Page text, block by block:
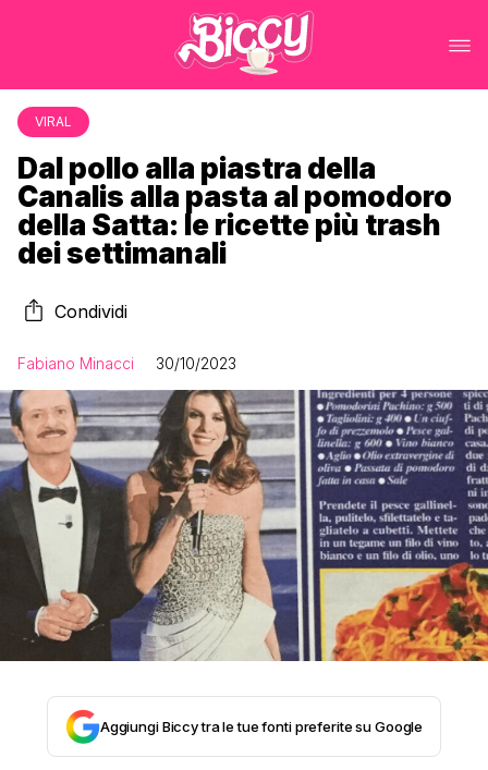
VIRAL
Dal pollo alla piastra della
Canalis alla pasta al pomodoro
della Satta: le ricette più trash
dei settimanali
Condividi
Fabiano Minacci 30/10/2023
Aggiungi Biccy tra le tue fonti preferite su Google